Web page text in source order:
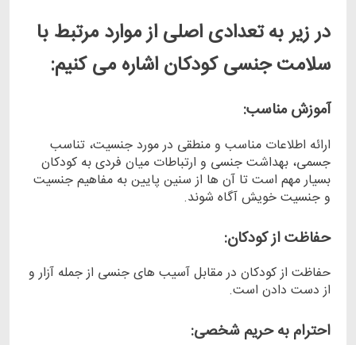
در زیر به تعدادی اصلی از موارد مرتبط با
سلامت جنسی کودکان اشاره می‌کنیم:
آموزش مناسب:
ارائه اطلاعات مناسب و منطقی در مورد جنسیت، تناسب
جسمی، بهداشت جنسی و ارتباطات میان فردی به کودکان
بسیار مهم است تا آن‌ ها از سنین پایین به مفاهیم جنسیت
و جنسیت ‌خویش آگاه شوند.
حفاظت از کودکان:
حفاظت از کودکان در مقابل آسیب‌ های جنسی از جمله آزار و
از دست دادن است.
احترام به حریم شخصی: